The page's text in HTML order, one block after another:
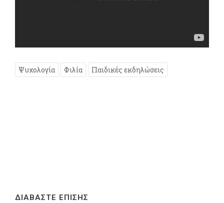
Ψυχολογία Φιλία Παιδικές εκδηλώσεις
ΔΙΑΒΑΣΤΕ ΕΠΙΣΗΣ